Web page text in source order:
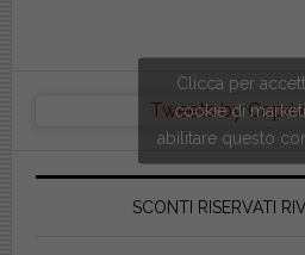
Tweets by
Clicca per
cookie di
abilitare questo
SCONTI RISERVATI